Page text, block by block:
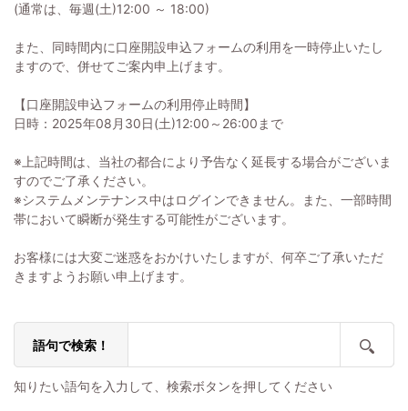
(通常は、毎週(土)12:00 ～ 18:00)
また、同時間内に口座開設申込フォームの利用を一時停止いたし
ますので、併せてご案内申上げます。
【口座開設申込フォームの利用停止時間】
日時：2025年08月30日(土)12:00～26:00まで
※上記時間は、当社の都合により予告なく延長する場合がございま
すのでご了承ください。
※システムメンテナンス中はログインできません。また、一部時間
帯において瞬断が発生する可能性がございます。
お客様には大変ご迷惑をおかけいたしますが、何卒ご了承いただ
きますようお願い申上げます。
語句で検索！
知りたい語句を入力して、検索ボタンを押してください